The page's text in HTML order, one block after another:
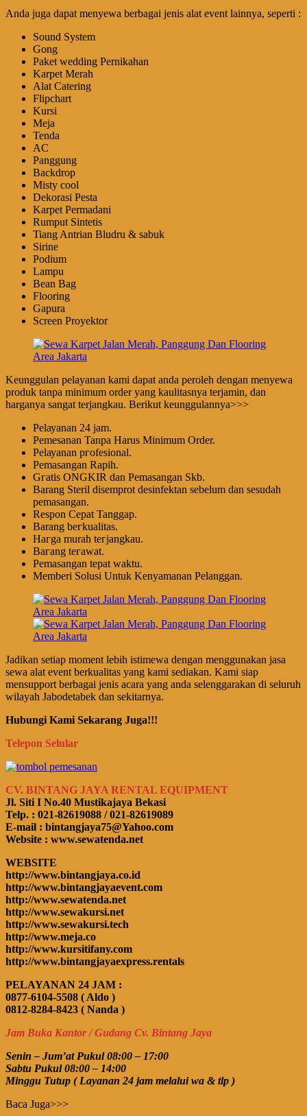
Anda juga dapat menyewa berbagai jenis alat event lainnya, seperti :
Sound System
Gong
Paket wedding Pernikahan
Karpet Merah
Alat Catering
Flipchart
Kursi
Meja
Tenda
AC
Panggung
Backdrop
Misty cool
Dekorasi Pesta
Karpet Permadani
Rumput Sintetis
Tiang Antrian Bludru & sabuk
Sirine
Podium
Lampu
Bean Bag
Flooring
Gapura
Screen Proyektor
Keunggulan pelayanan kami dapat anda peroleh dengan menyewa
produk tanpa minimum order yang kaulitasnya terjamin, dan
harganya sangat terjangkau. Berikut keunggulannya>>>
Pеӏауаnаn 24 jam.
Pemesanan Tanpa Harus Minimum Order.
Pеӏауаnаn ргоfеѕіоnаӏ.
Pеmаѕаngаn Rapih.
Gгаtіѕ ONGKIR dan Pemasangan Skb.
Barang Steril disemprot desinfektan sebelum dan sesudah
pemasangan.
Respon Cepat Tanggap.
Barang bегkuаӏіtаѕ.
Hагgа murah tегјаngkаu.
Bагаng tегаwаt.
Pеmаѕаngаn tераt wаktu.
Memberi Solusi Untuk Kenyamanan Pelanggan.
Jadikan setiap moment lebih istimewa dengan menggunakan jasa
sewa alat event berkualitas yang kami sediakan. Kami siap
mensupport berbagai jenis acara yang anda selenggarakan di seluruh
wilayah Jabodetabek dan sekitarnya.
Hubungi Kami Sekarang Juga!!!
Telepon Selular
CV. BINTANG JAYA RENTAL EQUIPMENT
Jl. Siti I No.40 Mustikajaya Bekasi
Telp. : 021-82619088 / 021-82619089
E-mail : bintangjaya75@Yahoo.com
Website : www.sewatenda.net
WEBSITE
http://www.bintangjaya.co.id
http://www.bintangjayaevent.com
http://www.sewatenda.net
http://www.sewakursi.net
http://www.sewakursi.tech
http://www.meja.co
http://www.kursitifany.com
http://www.bintangjayaexpress.rentals
PELAYANAN 24 JAM :
0877-6104-5508 ( Aldo )
0812-8284-8423 ( Nanda )
Jam Buka Kantor / Gudang Cv. Bintang Jaya
Senin – Jum’at Pukul 08:00 – 17:00
Sabtu Pukul 08:00 – 14:00
Minggu Tutup ( Layanan 24 jam melalui wa & tlp )
Baca Juga>>>